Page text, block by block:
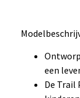
een
De Trail